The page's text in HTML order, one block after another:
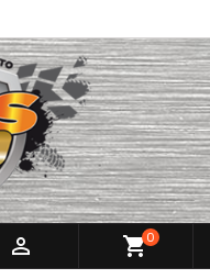
 shopping_cart0